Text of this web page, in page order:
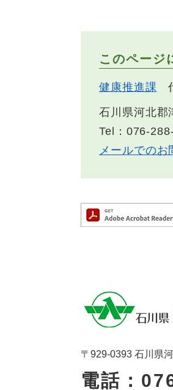
このページ
健康推進課
石川県河北
Tel：076-
メールでのお
〒929-0393 石川県
電話：